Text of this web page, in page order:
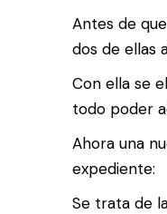
Antes de
dos de ellas
Con ella se
todo poder
Ahora una
expediente:
Se trata de